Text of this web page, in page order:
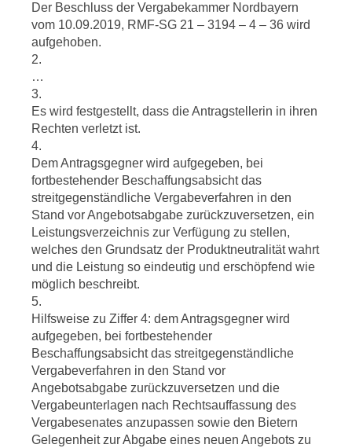
Der Beschluss der Vergabekammer Nordbayern
vom 10.09.2019, RMF-SG 21 – 3194 – 4 – 36 wird
aufgehoben.
2.
…
3.
Es wird festgestellt, dass die Antragstellerin in ihren
Rechten verletzt ist.
4.
Dem Antragsgegner wird aufgegeben, bei
fortbestehender Beschaffungsabsicht das
streitgegenständliche Vergabeverfahren in den
Stand vor Angebotsabgabe zurückzuversetzen, ein
Leistungsverzeichnis zur Verfügung zu stellen,
welches den Grundsatz der Produktneutralität wahrt
und die Leistung so eindeutig und erschöpfend wie
möglich beschreibt.
5.
Hilfsweise zu Ziffer 4: dem Antragsgegner wird
aufgegeben, bei fortbestehender
Beschaffungsabsicht das streitgegenständliche
Vergabeverfahren in den Stand vor
Angebotsabgabe zurückzuversetzen und die
Vergabeunterlagen nach Rechtsauffassung des
Vergabesenates anzupassen sowie den Bietern
Gelegenheit zur Abgabe eines neuen Angebots zu